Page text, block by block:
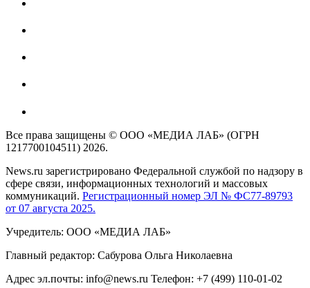
Все права защищены © ООО «МЕДИА ЛАБ» (ОГРН
1217700104511) 2026.
News.ru зарегистрировано Федеральной службой по надзору в
сфере связи, информационных технологий и массовых
коммуникаций. Регистрационный номер ЭЛ № ФС77-89793
от 07 августа 2025.
Учредитель: ООО «МЕДИА ЛАБ»
Главный редактор: Сабурова Ольга Николаевна
Адрес эл.почты: info@news.ru Телефон: +7 (499) 110-01-02